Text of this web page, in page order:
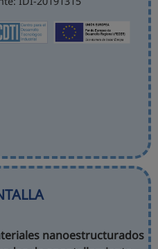
nanoestructurados